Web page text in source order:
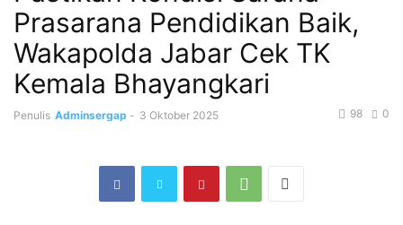
Prasarana Pendidikan Baik,
Wakapolda Jabar Cek TK
Kemala Bhayangkari
Penulis Adminsergap - 3 Oktober 2025 0
98